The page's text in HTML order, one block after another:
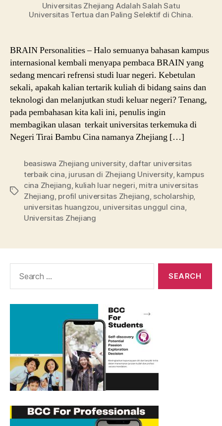
Beasiswa
Kuliah
Universitas Zhejiang Adalah Salah Satu
Universitas Tertua dan Paling Selektif di China.
BRAIN Personalities – Halo semuanya bahasan kampus
internasional kembali menyapa pembaca BRAIN yang
sedang mencari refrensi studi luar negeri. Kebetulan
sekali, apakah kalian tertarik kuliah di bidang sains dan
teknologi dan melanjutkan studi keluar negeri? Tenang,
pada pembahasan kita kali ini, penulis ingin
membagikan ulasan terkait universitas terkemuka di
Negeri Tirai Bambu Cina namanya Zhejiang […]
Tags
beasiswa Zhejiang university, daftar universitas
terbaik cina jurusan di Zhejiang University, kampus
cina Zhejiang kuliah luar negeri mitra universitas
Zhejiang profil universitas Zhejiang scholarship,
universitas huangzou universitas unggul cina
Universitas Zhejiang